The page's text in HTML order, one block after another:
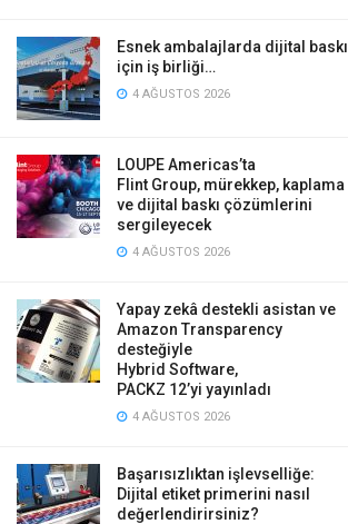
Esnek ambalajlarda dijital baskı
için iş birliği…
4 AĞUSTOS 2026
LOUPE Americas’ta
Flint Group, mürekkep, kaplama
ve dijital baskı çözümlerini
sergileyecek
4 AĞUSTOS 2026
Yapay zekâ destekli asistan ve
Amazon Transparency
desteğiyle
Hybrid Software,
PACKZ 12’yi yayınladı
4 AĞUSTOS 2026
Başarısızlıktan işlevselliğe:
Dijital etiket primerini nasıl
değerlendirirsiniz?